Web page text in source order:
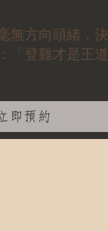
無方向頭緒，
「登雞才是王道
即預約